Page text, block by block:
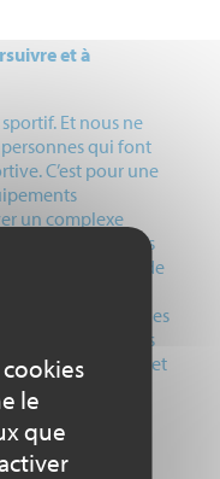
et à
Et nous ne
qui font
C’est pour une
un complexe
de sports collectifs
judo, une salle de
de tennis et
aussi trois salles
Les nombreuses
cette offre et
habitants de
touts sortes
collectives de
le
que